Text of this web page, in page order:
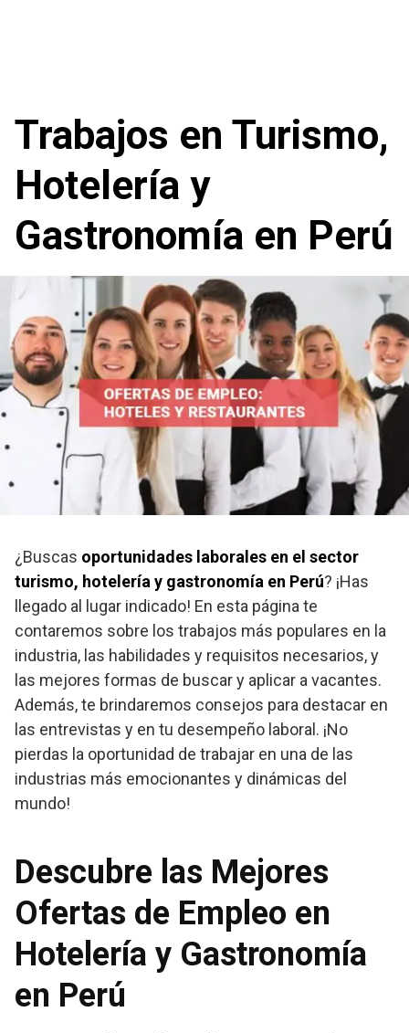
Trabajos en Turismo,
Hotelería y
Gastronomía en Perú
¿Buscas oportunidades laborales en el sector
turismo, hotelería y gastronomía en Perú? ¡Has
llegado al lugar indicado! En esta página te
contaremos sobre los trabajos más populares en la
industria, las habilidades y requisitos necesarios, y
las mejores formas de buscar y aplicar a vacantes.
Además, te brindaremos consejos para destacar en
las entrevistas y en tu desempeño laboral. ¡No
pierdas la oportunidad de trabajar en una de las
industrias más emocionantes y dinámicas del
mundo!
Descubre las Mejores
Ofertas de Empleo en
Hotelería y Gastronomía
en Perú